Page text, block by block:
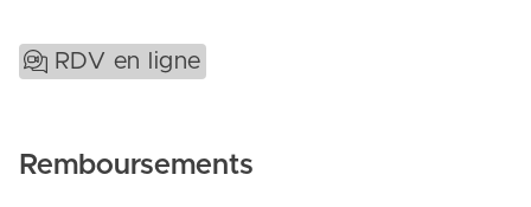
RDV en ligne
Remboursements